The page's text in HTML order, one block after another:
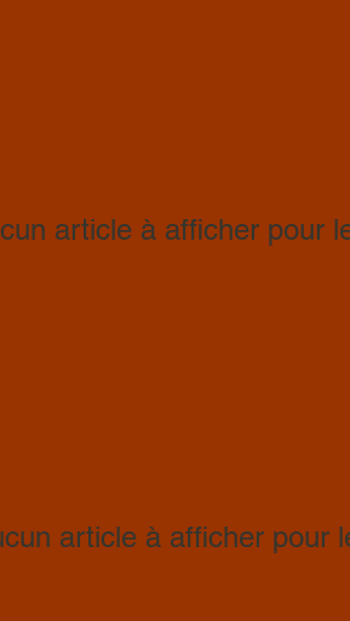
article à afficher pour
article à afficher pour